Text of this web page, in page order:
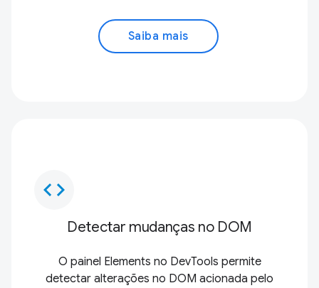
Saiba mais
code
Detectar mudanças no DOM
O painel Elements no DevTools permite
detectar alterações no DOM acionada pelo